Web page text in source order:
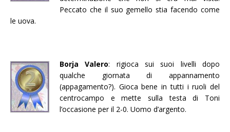
Peccato che il suo gemello stia facendo come
le uova.
Borja Valero: rigioca sui suoi livelli dopo
qualche giornata di appannamento
(appagamento?). Gioca bene in tutti i ruoli del
centrocampo e mette sulla testa di Toni
l’occasione per il 2-0. Uomo d’argento.